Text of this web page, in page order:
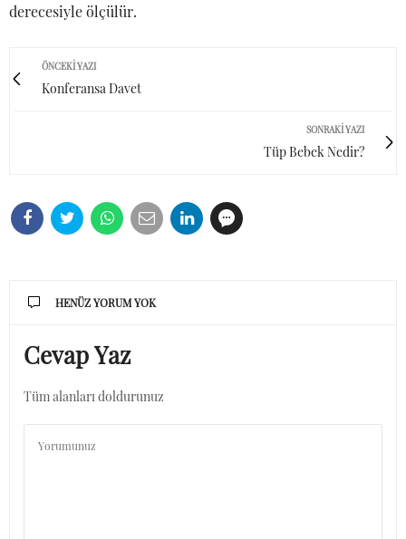
derecesiyle ölçülür.
ÖNCEKI YAZI
Konferansa Davet
SONRAKI YAZI
Tüp Bebek Nedir?
HENÜZ YORUM YOK
Cevap Yaz
Tüm alanları doldurunuz